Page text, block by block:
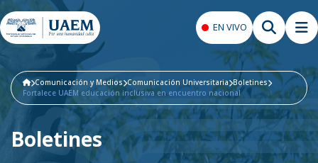
EN VIVO
Comunicación y Medios Comunicación Universitaria Boletines
Fortalece UAEM educación inclusiva en encuentro nacional
Boletines